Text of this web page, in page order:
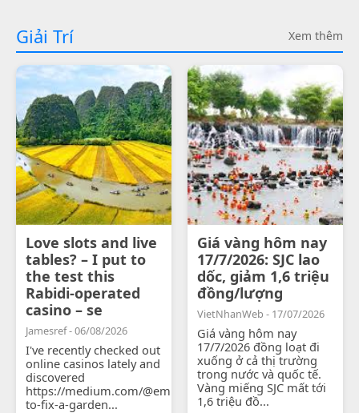
Giải Trí Xem thêm
Love slots and live
tables? – I put to
the test this
Rabidi-operated
casino – se
Jamesref - 06/08/2026
I've recently checked out
online casinos lately and
discovered
https://medium.com/@emilyjohnsonready/how-
to-fix-a-garden...
Giá vàng hôm nay
17/7/2026: SJC lao
dốc, giảm 1,6 triệu
đồng/lượng
VietNhanWeb - 17/07/2026
Giá vàng hôm nay
17/7/2026 đồng loạt đi
xuống ở cả thị trường
trong nước và quốc tế.
Vàng miếng SJC mất tới
1,6 triệu đồ...